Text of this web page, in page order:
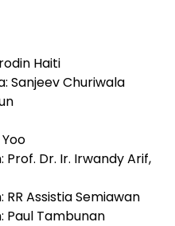
Haiti
Sanjeev Churiwala
Dr. Ir. Irwandy Arif,
Assistia Semiawan
Paul Tambunan